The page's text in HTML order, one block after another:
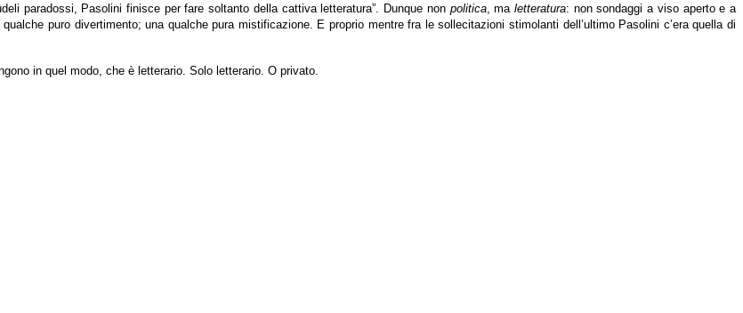
paradossi, Pasolini finisce per fare soltanto della cattiva letteratura”. Dunque non politica, ma letteratura: non sondaggi a viso aperto e a
puro divertimento; una qualche pura mistificazione. E proprio mentre fra le sollecitazioni stimolanti dell’ultimo Pasolini c’era quella di
in quel modo, che è letterario. Solo letterario. O privato.